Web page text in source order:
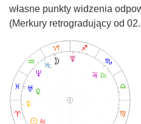
własne punkty widzenia
(Merkury retrogradujący od